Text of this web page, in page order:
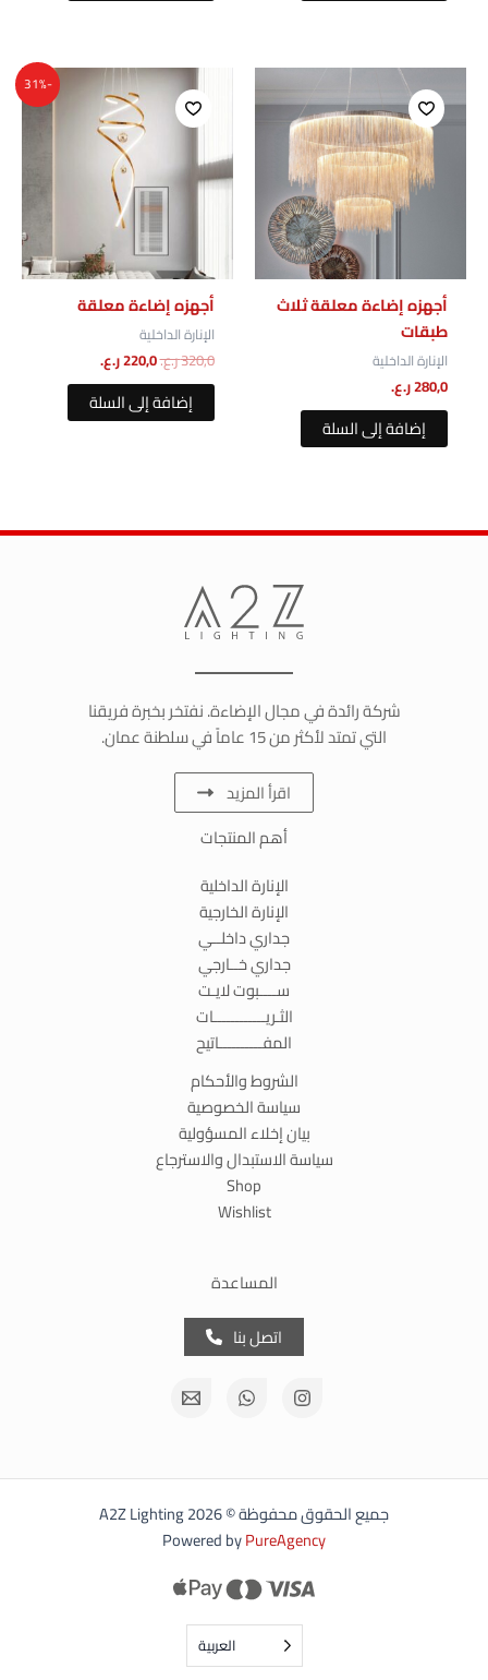
أجهزه إضاءة معلقة ثلاث
طبقات
الإنارة الداخلية
280,0ر.ع.
إضافة إلى السلة
-31%
أجهزه إضاءة معلقة
الإنارة الداخلية
320,0ر.ع.
السعر
الأصلي
هو:
320,0 ر.ع..
220,0ر.ع.
السعر
الحالي
هو:
220,0 ر.ع..
إضافة إلى السلة
شركة رائدة في مجال الإضاءة. نفتخر بخبرة فريقنا
التي تمتد لأكثر من 15 عاماً في سلطنة عمان.
اقرأ المزيد
أهم المنتجات
الإنارة الداخلية
الإنارة الخارجية
جداري داخلــي
جداري خــارجي
ســــبوت لايـت
الثـريــــــــــــات
المفــــــــــاتيح
الشروط والأحكام
سياسة الخصوصية
بيان إخلاء المسؤولية
سياسة الاستبدال والاسترجاع
Shop
Wishlist
المساعدة
اتصل بنا
جميع الحقوق محفوظة © 2026 A2Z Lighting
Powered byPureAgency
العربية‏